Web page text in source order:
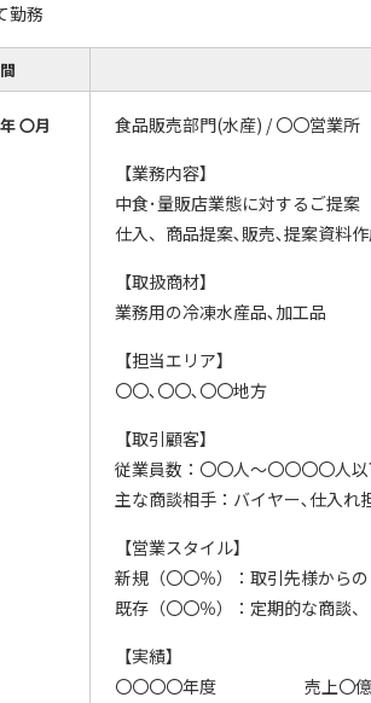
勤務
〇月
食品販売部門(水産) / 〇〇営業所
【業務内容】
中食･量販店業態に対するご提案
仕入、商品提案､販売､提案資料
【取扱商材】
業務用の冷凍水産品､加工品
【担当エリア】
〇〇､〇〇､〇〇地方
【取引顧客】
従業員数：〇〇人～〇〇〇〇人
主な商談相手：バイヤー､仕入れ
【営業スタイル】
新規（〇〇％）：取引先様から
既存（〇〇％）：定期的な商談
【実績】
〇〇〇〇年度 売上〇億〇,